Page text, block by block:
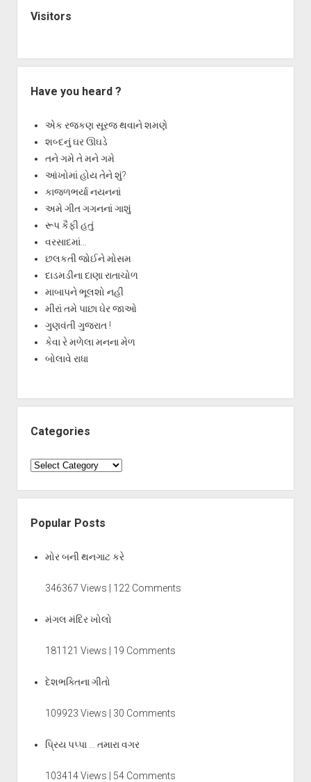
Visitors
Have you heard ?
એક રજકણ સૂરજ થવાને શમણે
શબ્દનું ઘર ઊઘડે
તને ગમે તે મને ગમે
આંખોમાં હોય તેને શું?
કાજળભર્યા નયનનાં
અમે ગીત ગગનનાં ગાશું
રૂપ કૈફી હતું
વરસાદમાં…
છલકતી જોઈને મોસમ
દાડમડીના દાણા રાતાચોળ
માબાપને ભૂલશો નહીં
મીરાં તમે પાછા ઘેર જાઓ
ગુણવંતી ગુજરાત !
કેવા રે મળેલા મનના મેળ
બોલાવે રાધા
Categories
Categories
Popular Posts
મોર બની થનગાટ કરે
346367 Views | 122 Comments
મંગલ મંદિર ખોલો
181121 Views | 19 Comments
દેશભક્તિના ગીતો
109923 Views | 30 Comments
પ્રિય પપ્પા … તમારા વગર
103414 Views | 54 Comments